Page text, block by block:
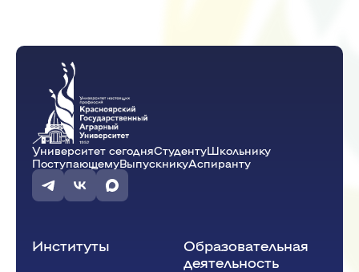
Университет сегодняСтудентуШкольнику
ПоступающемуВыпускникуАспиранту
Институты
Образовательная
деятельность